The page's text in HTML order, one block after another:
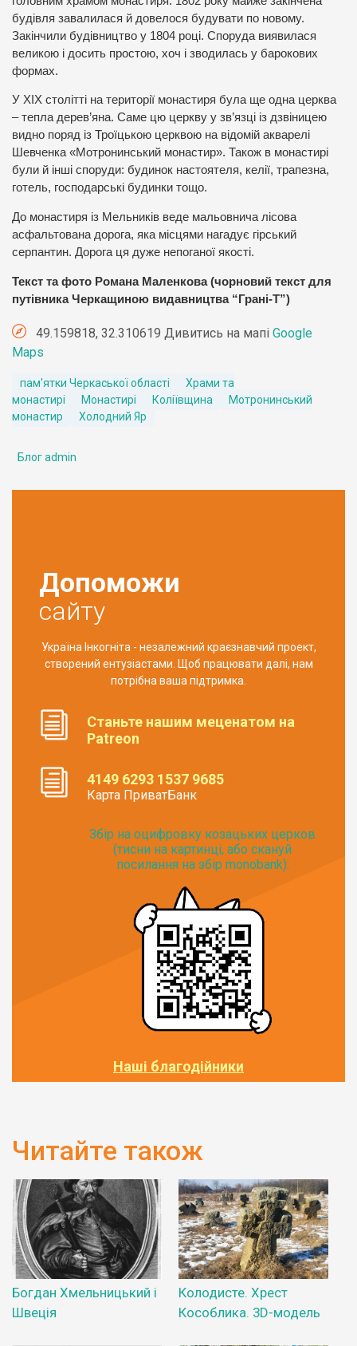
будівля завалилася й довелося будувати по новому.
Закінчили будівництво у 1804 році. Споруда виявилася
великою і досить простою, хоч і зводилась у барокових
формах.
У ХІХ столітті на території монастиря була ще одна церква
– тепла дерев’яна. Саме цю церкву у зв’язці із дзвіницею
видно поряд із Троїцькою церквою на відомій акварелі
Шевченка «Мотронинський монастир». Також в монастирі
були й інші споруди: будинок настоятеля, келії, трапезна,
готель, господарські будинки тощо.
До монастиря із Мельників веде мальовнича лісова
асфальтована дорога, яка місцями нагадує гірський
серпантин. Дорога ця дуже непоганої якості.
Текст та фото Романа Маленкова (чорновий текст для
путівника Черкащиною видавництва “Грані-Т”)
49.159818, 32.310619 Дивитись на мапі Google
Maps
пам'ятки Черкаської області
Храми та
монастирі
Монастирі Коліївщина
Мотронинський
монастир
Холодний Яр
Блог admin
Допоможи
сайту
Україна Інкогніта - незалежний краєзнавчий проект,
створений ентузіастами. Щоб працювати далі, нам
потрібна ваша підтримка.
Станьте нашим меценатом на
Patreon
4149 6293 1537 9685
Карта ПриватБанк
Збір на оцифровку козацьких церков
(тисни на картинці, або скануй
посилання на збір monobank):
Наші благодійники
Читайте також
Богдан Хмельницький і
Швеція
Колодисте. Хрест
Кособлика. 3D-модель